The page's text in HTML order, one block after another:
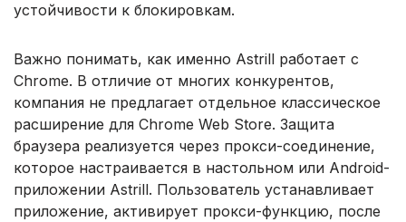
устойчивости к блокировкам.
Важно понимать, как именно Astrill работает с
Chrome. В отличие от многих конкурентов,
компания не предлагает отдельное классическое
расширение для Chrome Web Store. Защита
браузера реализуется через прокси-соединение,
которое настраивается в настольном или Android-
приложении Astrill. Пользователь устанавливает
приложение, активирует прокси-функцию, после